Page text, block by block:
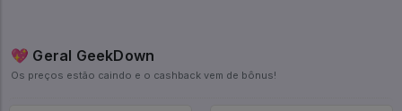
💖 Geral GeekDown
Os preços estão caindo e o cashback vem de bônus!